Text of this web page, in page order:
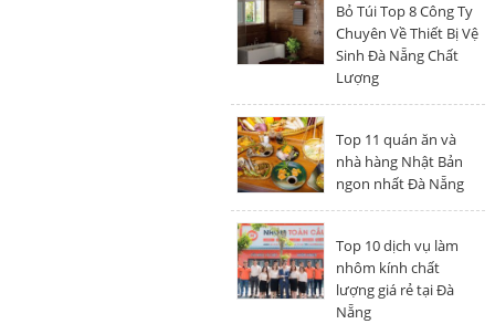
Bỏ Túi Top 8 Công Ty
Chuyên Về Thiết Bị Vệ
Sinh Đà Nẵng Chất
Lượng
Top 11 quán ăn và
nhà hàng Nhật Bản
ngon nhất Đà Nẵng
Top 10 dịch vụ làm
nhôm kính chất
lượng giá rẻ tại Đà
Nẵng